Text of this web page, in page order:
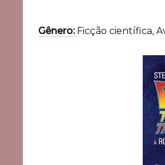
Gênero: Ficção científica,